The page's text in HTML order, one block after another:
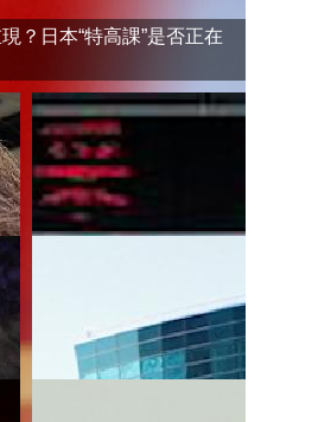
？日本“特高課”是否正在